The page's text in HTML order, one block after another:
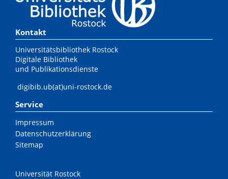
Kontakt
Universitätsbibliothek Rostock
Digitale Bibliothek
und Publikationsdienste
digibib.ub(at)uni-rostock.de
Service
Impressum
Datenschutzerklärung
Sitemap
Universität Rostock